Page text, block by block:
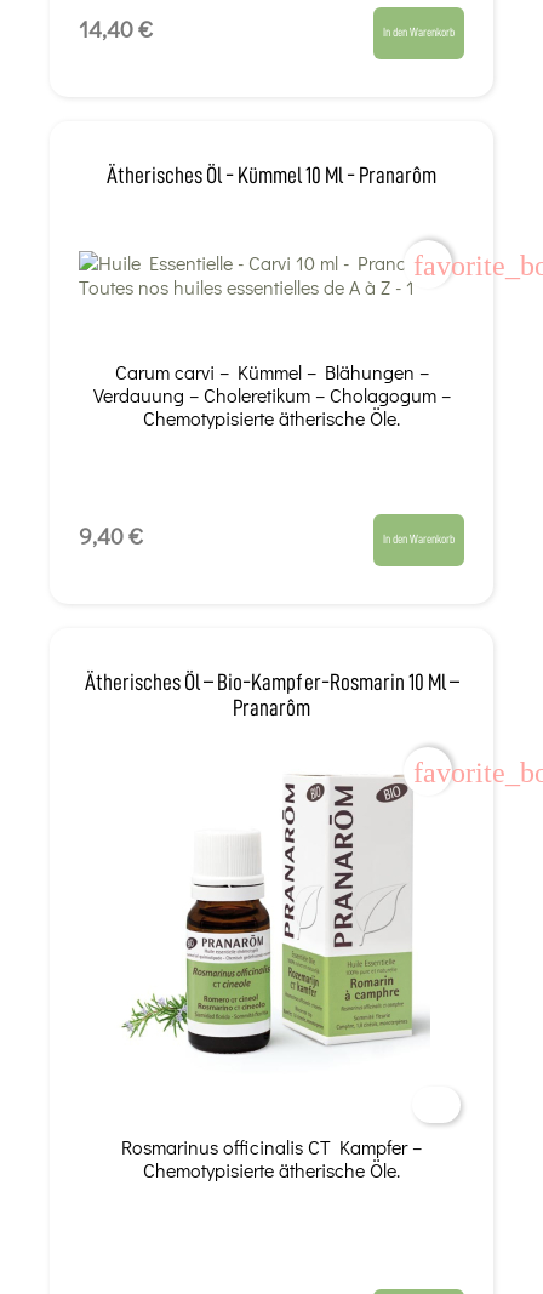
14,40 € In den Warenkorb
Ätherisches Öl - Kümmel 10 Ml - Pranarôm
Carum carvi – Kümmel – Blähungen –
Verdauung – Choleretikum – Cholagogum –
Chemotypisierte ätherische Öle.
9,40 € In den Warenkorb
Ätherisches Öl – Bio-Kampfer-Rosmarin 10 Ml –
Pranarôm
Rosmarinus officinalis CT Kampfer –
Chemotypisierte ätherische Öle.